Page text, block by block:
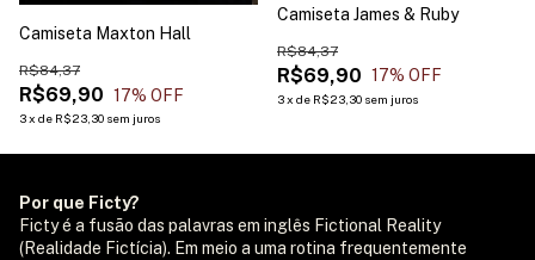
Camiseta Maxton Hall
R$69,90
R$84,37
17% OFF
3x de R$23,30 sem juros
Camiseta James & Ruby
R$69,90
R$84,37
17% OFF
3x de R$23,30 sem juros
Por que Ficty?
Ficty é a fusão das palavras em inglês Fictional Reality
(Realidade Fictícia). Em meio a uma rotina frequentemente